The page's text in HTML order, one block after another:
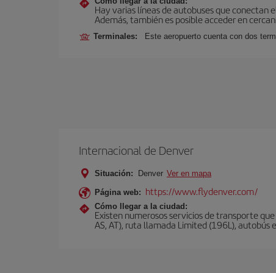
Hay varias líneas de autobuses que
Además, también es posible acceder en
Terminales: Este aeropuerto cuenta con dos
Internacional de Denver
Situación: Denver Ver en mapa
Página web: https://www.flydenver.com/
Cómo llegar a la ciudad:
Existen numerosos servicios de transporte
AS, AT), ruta llamada Limited (196L),